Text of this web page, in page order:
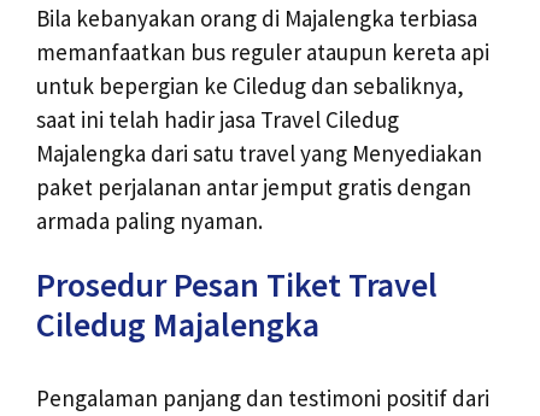
Bila kebanyakan orang di Majalengka terbiasa
memanfaatkan bus reguler ataupun kereta api
untuk bepergian ke Ciledug dan sebaliknya,
saat ini telah hadir jasa Travel Ciledug
Majalengka dari satu travel yang Menyediakan
paket perjalanan antar jemput gratis dengan
armada paling nyaman.
Prosedur Pesan Tiket Travel
Ciledug Majalengka
Pengalaman panjang dan testimoni positif dari